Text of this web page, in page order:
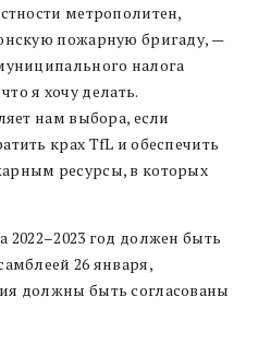
метрополитен,
пожарную бригаду, —
налога
я хочу делать.
нам выбора, если
крах TfL и обеспечить
ресурсы, в которых
год должен быть
26 января,
должны быть согласованы